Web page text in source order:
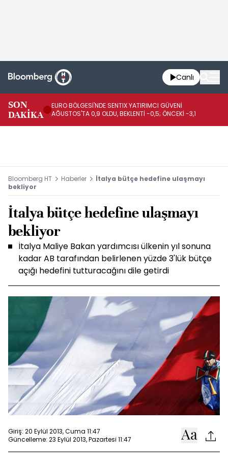
Canlı
SON
DAKİKA
EURO BÖLGESİ'NDE SENTIX YATIRIMCI GÜVENİ
AĞUSTOS'TA 0,9 OLDU, BEKLENTİ -0,5; ÖNCEKİ -3,1
Bloomberg HT Haberler
İtalya bütçe hedefine ulaşmayı
bekliyor
İtalya bütçe hedefine ulaşmayı
bekliyor
İtalya Maliye Bakan yardımcısı ülkenin yıl sonuna
kadar AB tarafından belirlenen yüzde 3'lük bütçe
açığı hedefini tutturacağını dile getirdi
Giriş: 20 Eylül 2013, Cuma 11:47
Güncelleme: 23 Eylül 2013, Pazartesi 11:47